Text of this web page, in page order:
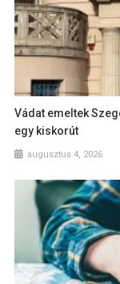
Vádat emeltek
egy kiskorút
augusztus 4, 2026